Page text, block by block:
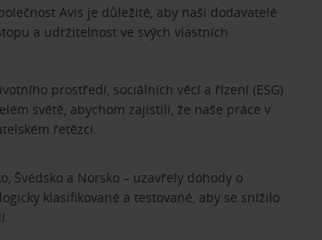
Avis je důležité, aby naši dodavatelé
a udržitelnost ve svých vlastních
prostředí, sociálních věcí a řízení (ESG)
světě, abychom zajistili, že naše práce v
řetězci.
Švédsko a Norsko – uzavřely dohody o
klasifikované a testované, aby se snížilo